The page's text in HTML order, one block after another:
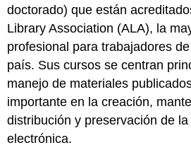
doctorado) que están
Library Association (ALA), la
profesional para trabajadores
país. Sus cursos se centran
manejo de materiales
importante en la creación,
distribución y preservación de
electrónica.